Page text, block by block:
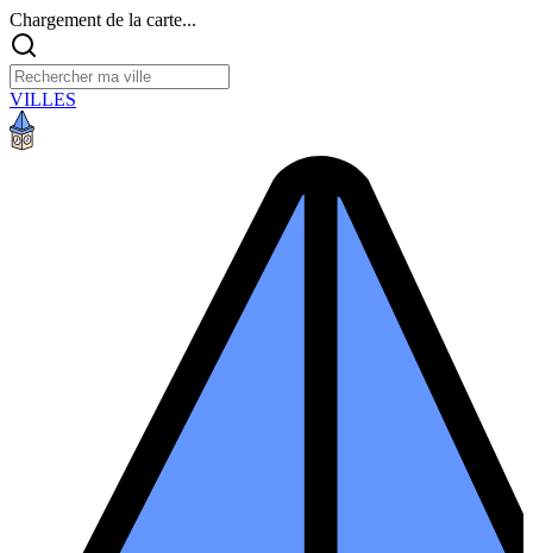
Chargement de la carte...
VILLES